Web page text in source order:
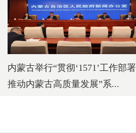
内蒙古举行“贯彻‘1571’工作部署
推动内蒙古高质量发展”系...